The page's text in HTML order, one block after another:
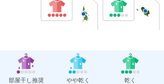
部屋干し推奨 やや乾く 乾く